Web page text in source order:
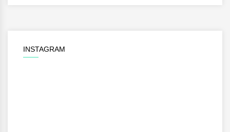
INSTAGRAM